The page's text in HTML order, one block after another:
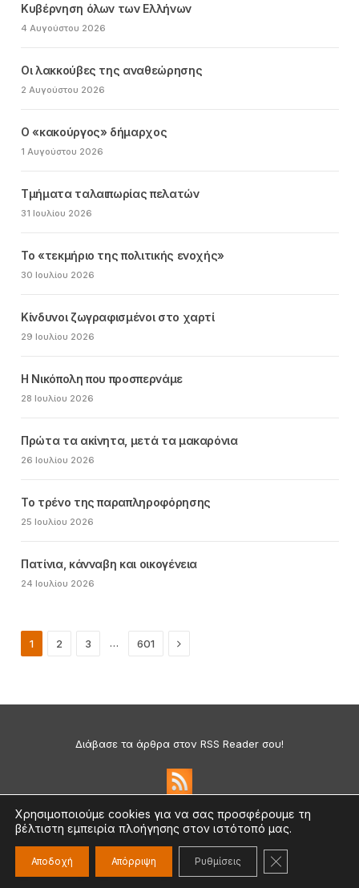
Κυβέρνηση όλων των Ελλήνων
4 Αυγούστου 2026
Οι λακκούβες της αναθεώρησης
2 Αυγούστου 2026
Ο «κακούργος» δήμαρχος
1 Αυγούστου 2026
Τμήματα ταλαιπωρίας πελατών
31 Ιουλίου 2026
Το «τεκμήριο της πολιτικής ενοχής»
30 Ιουλίου 2026
Κίνδυνοι ζωγραφισμένοι στο χαρτί
29 Ιουλίου 2026
Η Νικόπολη που προσπερνάμε
28 Ιουλίου 2026
Πρώτα τα ακίνητα, μετά τα μακαρόνια
26 Ιουλίου 2026
Το τρένο της παραπληροφόρησης
25 Ιουλίου 2026
Πατίνια, κάνναβη και οικογένεια
24 Ιουλίου 2026
1 2 3 … 601 Next
Διάβασε τα άρθρα στον RSS Reader σου!
Πολιτική Απορρήτου & Cookies
©2026 medium.gr | Designed & Supported bynat.ad
Χρησιμοποιούμε cookies για να σας προσφέρουμε τη
βέλτιστη εμπειρία πλοήγησης στον ιστότοπό μας.
Αποδοχή Απόρριψη Ρυθμίσεις ΚΛΕΊΣΙΜΟ ΤΟΥ